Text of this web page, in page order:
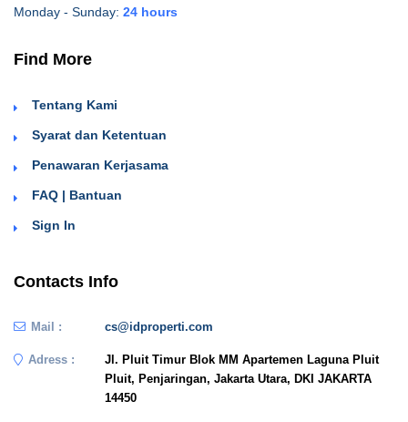
Monday - Sunday: 24 hours
Find More
Tentang Kami
Syarat dan Ketentuan
Penawaran Kerjasama
FAQ | Bantuan
Sign In
Contacts Info
Mail : cs@idproperti.com
Adress :
Jl. Pluit Timur Blok MM Apartemen Laguna Pluit
Pluit, Penjaringan, Jakarta Utara, DKI JAKARTA
14450